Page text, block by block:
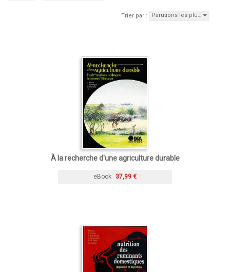
Trier par : Parutions les plu…
À la recherche d'une agriculture durable
eBook 37,99 €